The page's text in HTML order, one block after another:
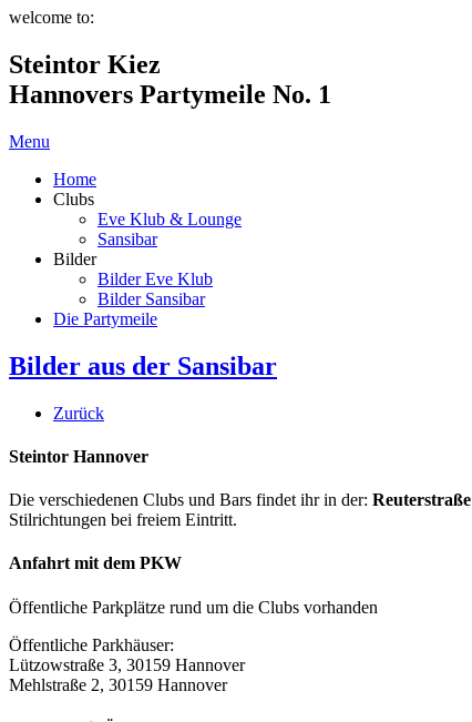
welcome to:
Steintor Kiez
Hannovers Partymeile No. 1
Menu
Home
Clubs
Eve Klub & Lounge
Sansibar
Bilder
Bilder Eve Klub
Bilder Sansibar
Die Partymeile
Bilder aus der Sansibar
Zurück
Steintor Hannover
Die verschiedenen Clubs und Bars findet ihr in der: Reuterstraße
Stilrichtungen bei freiem Eintritt.
Anfahrt mit dem PKW
Öffentliche Parkplätze rund um die Clubs vorhanden
Öffentliche Parkhäuser:
Lützowstraße 3, 30159 Hannover
Mehlstraße 2, 30159 Hannover